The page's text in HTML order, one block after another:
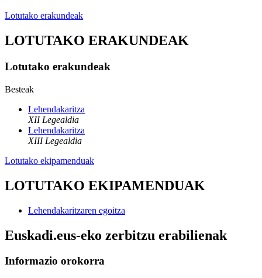
Lotutako erakundeak
LOTUTAKO ERAKUNDEAK
Lotutako erakundeak
Besteak
Lehendakaritza
XII Legealdia
Lehendakaritza
XIII Legealdia
Lotutako ekipamenduak
LOTUTAKO EKIPAMENDUAK
Lehendakaritzaren egoitza
Euskadi.eus-eko zerbitzu erabilienak
Informazio orokorra